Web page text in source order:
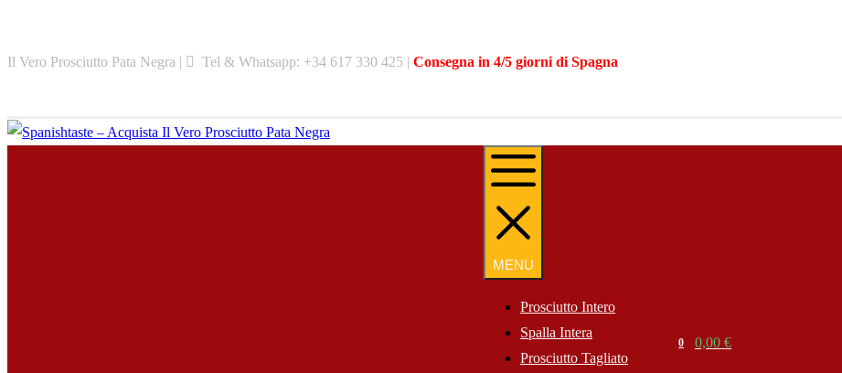
content
Il Vero Prosciutto Pata Negra | Tel & Whatsapp: +34 617 330 425 | Consegna in 4/5 giorni di Spagna
MENU
MENU
Prosciutto Intero
Spalla Intera
Prosciutto Tagliato
Search0 0,00 €
Cart